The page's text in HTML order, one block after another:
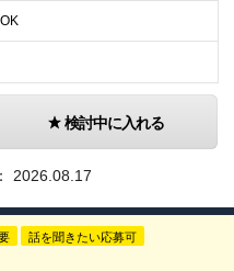
検討中に入れる
2026.08.17
話を聞きたい応募可